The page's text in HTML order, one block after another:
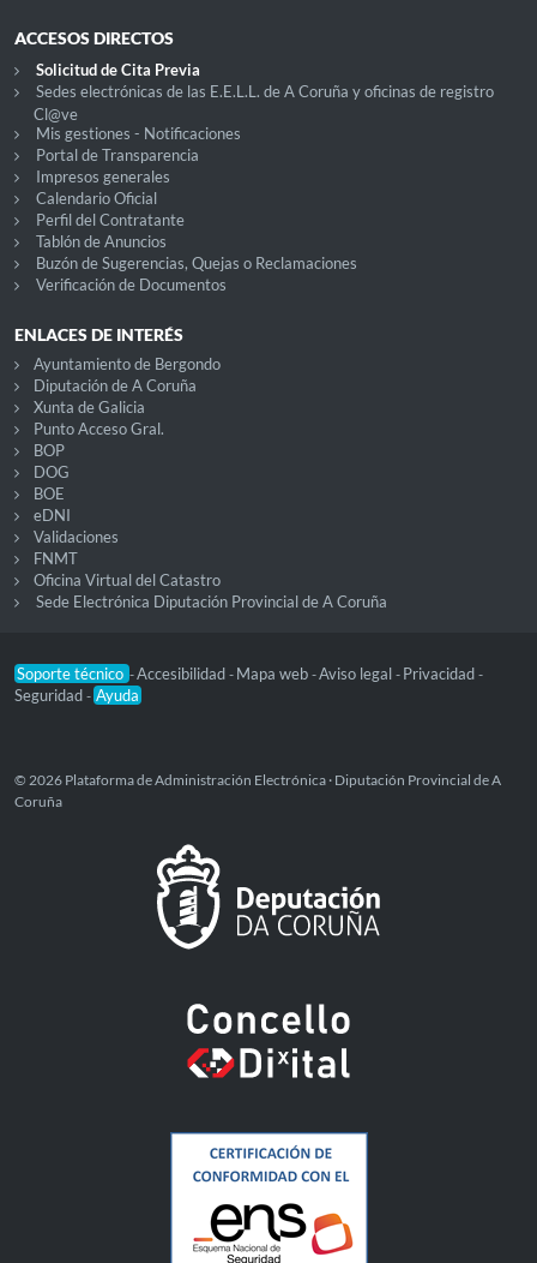
ACCESOS DIRECTOS
Solicitud de Cita Previa
Sedes electrónicas de las E.E.L.L. de A Coruña y oficinas de registro
Cl@ve
Mis gestiones - Notificaciones
Portal de Transparencia
Impresos generales
Calendario Oficial
Perfil del Contratante
Tablón de Anuncios
Buzón de Sugerencias, Quejas o Reclamaciones
Verificación de Documentos
ENLACES DE INTERÉS
Ayuntamiento de Bergondo
Diputación de A Coruña
Xunta de Galicia
Punto Acceso Gral.
BOP
DOG
BOE
eDNI
Validaciones
FNMT
Oficina Virtual del Catastro
Sede Electrónica Diputación Provincial de A Coruña
Soporte técnico -Accesibilidad - Mapa web -Aviso legal - Privacidad -
Seguridad - Ayuda
© 2026 Plataforma de Administración Electrónica · Diputación Provincial de A
Coruña